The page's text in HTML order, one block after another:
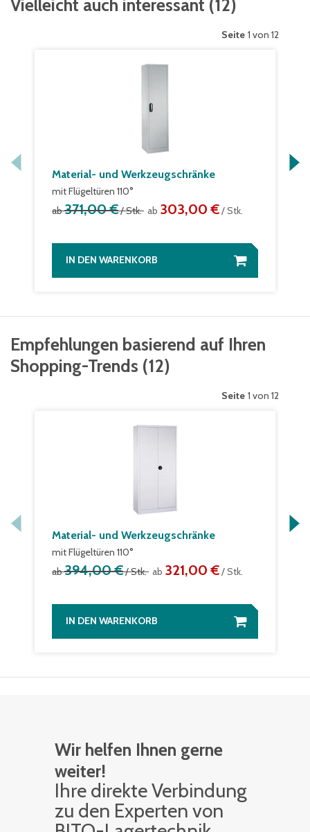
Vielleicht auch interessant (12)
Seite 1 von 12
Material- und Werkzeugschränke
mit Flügeltüren 110°
ab371,00 €/ Stk. ab 303,00 €/ Stk.
IN DEN WARENKORB
Empfehlungen basierend auf Ihren
Shopping-Trends (12)
Seite 1 von 12
Material- und Werkzeugschränke
mit Flügeltüren 110°
ab394,00 €/ Stk. ab 321,00 €/ Stk.
IN DEN WARENKORB
Wir helfen Ihnen gerne
weiter!
Ihre di­rek­te Ver­bin­dung
zu den Ex­per­ten von